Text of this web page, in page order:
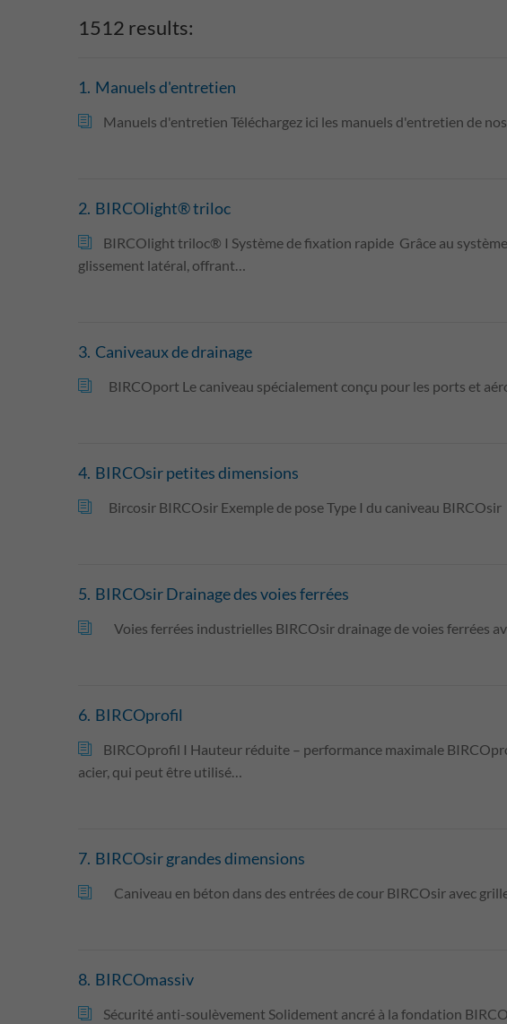
1512 results:
1. Manuels d'entretien
Manuels d'entretien Téléchargez ici les manuels d'entretien de
2. BIRCOlight® triloc
BIRCOlight triloc® I Système de fixation rapide Grâce au
glissement latéral, offrant…
3. Caniveaux de drainage
BIRCOport Le caniveau spécialement conçu pour les ports et
4. BIRCOsir petites dimensions
Bircosir BIRCOsir Exemple de pose Type I du caniveau
5. BIRCOsir Drainage des voies ferrées
Voies ferrées industrielles BIRCOsir drainage de voies ferrées
6. BIRCOprofil
BIRCOprofil I Hauteur réduite – performance maximale
acier, qui peut être utilisé…
7. BIRCOsir grandes dimensions
Caniveau en béton dans des entrées de cour BIRCOsir avec
8. BIRCOmassiv
Sécurité anti-soulèvement Solidement ancré à la fondation